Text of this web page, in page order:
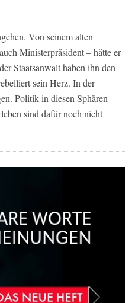
Von seinem alten
Ministerpräsident – hätte er
Staatsanwalt haben ihn den
sein Herz. In der
Politik in diesen Sphären
sind dafür noch nicht